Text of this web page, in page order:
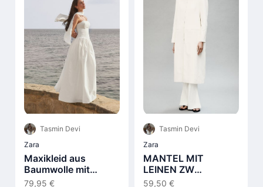
Tasmin Devi
Zara
Maxikleid aus
Baumwolle mit
Schnürdetail Weiß
79,95 €
Tasmin Devi
Zara
MANTEL MIT
LEINEN ZW
COLLECTION
59,50 €